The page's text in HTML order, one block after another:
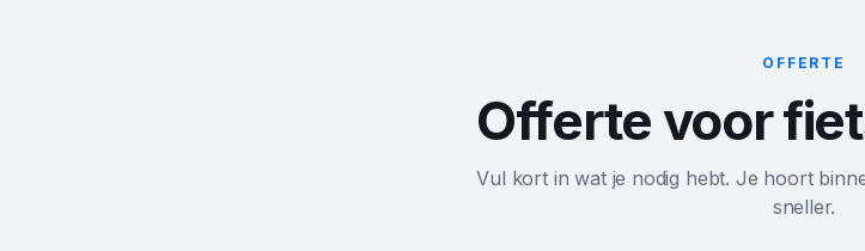
OFFERTE
Offerte voor
Vul kort in wat je nodig hebt. Je hoort
sneller.